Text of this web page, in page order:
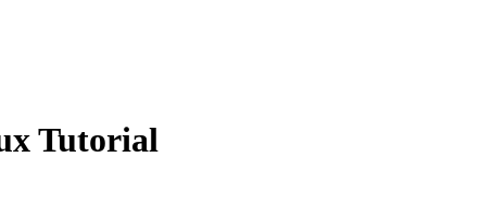
Tutorial